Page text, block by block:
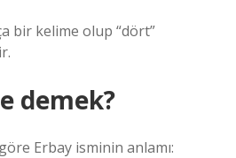
bir kelime olup “dört”
demek?
Erbay isminin anlamı: